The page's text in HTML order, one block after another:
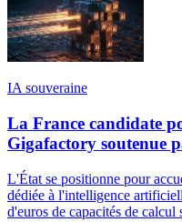
IA souveraine
La France candidate
Gigafactory soutenue
L'État se positionne pour
dédiée à l'intelligence
d'euros de capacités de